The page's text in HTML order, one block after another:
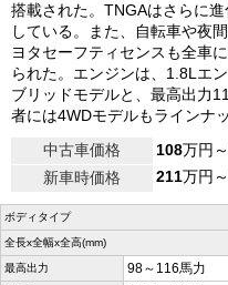
搭載された。TNGAはさらに
している。また、自転車や夜
ヨタセーフティセンスも全車
られた。エンジンは、1.8Lエ
ブリッドモデルと、最高出力
者には4WDモデルもラインナ
中古車価格
108万円～
新車時価格
211万円～
ボディタイプ
全長x全幅x全高(mm)
最高出力 98～116馬力